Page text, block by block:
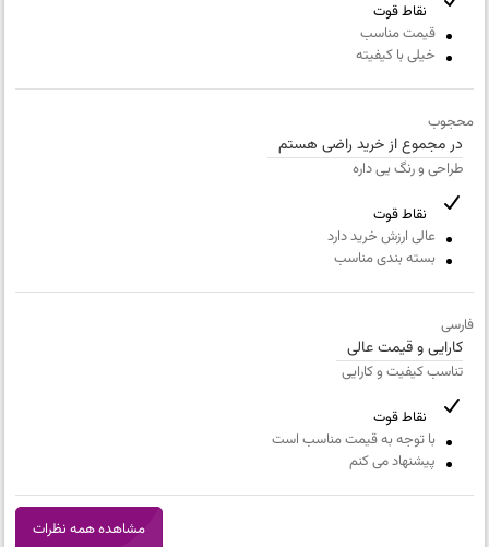
خانوادگی
ایمیل
شماره
عنوان نظر
نقاط قوت
نقاط ضعف
متن مورد نظر شما (اجباری)
شماره تلفن و ایمیل شما نمایش داده نخواهد شد.
نقاط قوت
قیمت مناسب
خیلی با کیفیته
محجوب
در مجموع از خرید راضی هستم
طراحی و رنگ یی داره
نقاط قوت
عالی ارزش خرید دارد
بسته بندی مناسب
فارسی
کارایی و قیمت عالی
تناسب کیفیت و کارایی
نقاط قوت
با توجه به قیمت مناسب است
پیشنهاد می کنم
مشاهده همه نظرات